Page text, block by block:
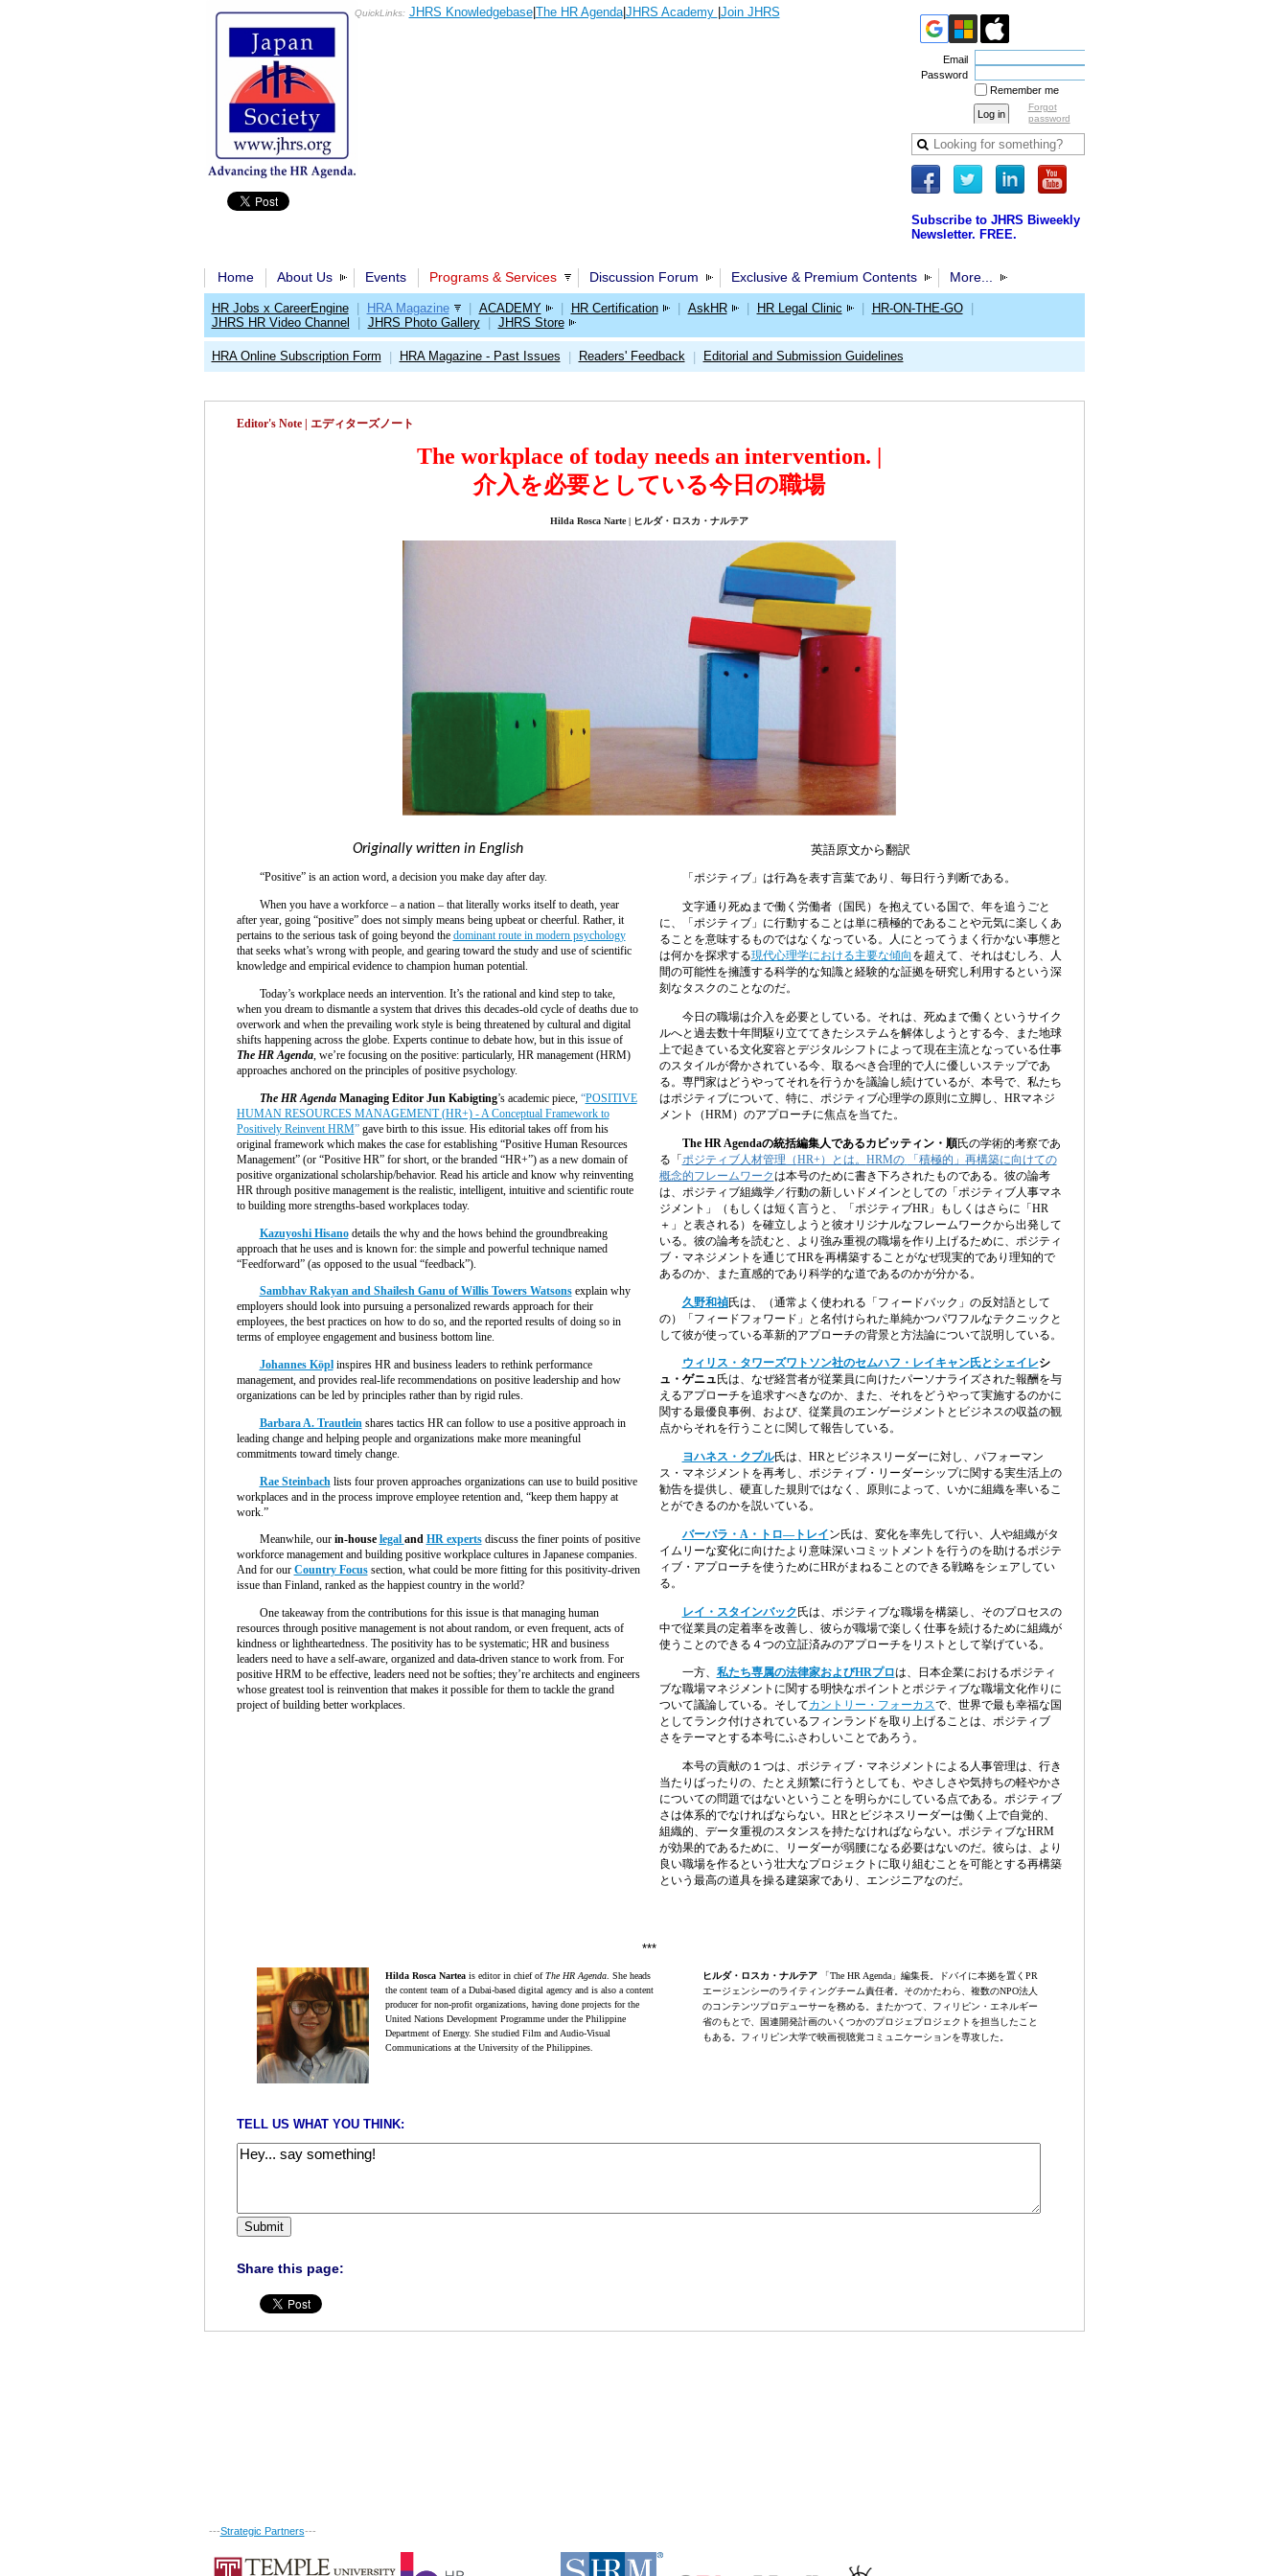
QuickLinks: JHRS Knowledgebase| The HR Agenda|JHRS Academy Join JHRS
Email
Password
Remember me
Forgot
password
Subscribe to JHRS Biweekly
Newsletter. FREE.
Home About Us Events Programs & Services Discussion Forum Exclusive & Premium Contents More...
HR Jobs x CareerEngine HRA Magazine ACADEMY HR Certification AskHR HR Legal Clinic HR-ON-THE-GO
JHRS HR Video Channel
JHRS Photo Gallery JHRS Store
HRA Online Subscription Form HRA Magazine - Past Issues Readers' Feedback Editorial and Submission Guidelines
Editor's Note | エディターズノート
The workplace of today needs an intervention. |
介入を必要としている今日の職場
Hilda Rosca Narte | ヒルダ・ロスカ・ナルテア
Originally written in English
“Positive” is an action word, a decision you make day after day.
When you have a workforce – a nation – that literally works itself to death, year
after year, going “positive” does not simply means being upbeat or cheerful. Rather, it
pertains to the serious task of going beyond the dominant route in modern psychology
that seeks what’s wrong with people, and gearing toward the study and use of scientific
knowledge and empirical evidence to champion human potential.
Today’s workplace needs an intervention. It’s the rational and kind step to take,
when you dream to dismantle a system that drives this decades-old cycle of deaths due to
overwork and when the prevailing work style is being threatened by cultural and digital
shifts happening across the globe. Experts continue to debate how, but in this issue of
The HR Agenda, we’re focusing on the positive: particularly, HR management (HRM)
approaches anchored on the principles of positive psychology.
The HR AgendaManaging Editor Jun Kabigting’s academic piece, “POSITIVE
HUMAN RESOURCES MANAGEMENT (HR+) - A Conceptual Framework to
Positively Reinvent HRM”gave birth to this issue. His editorial takes off from his
original framework which makes the case for establishing “Positive Human Resources
Management” (or “Positive HR” for short, or the branded “HR+”) as a new domain of
positive organizational scholarship/behavior. Read his article and know why reinventing
HR through positive management is the realistic, intelligent, intuitive and scientific route
to building more strengths-based workplaces today.
Kazuyoshi Hisanodetails the why and the hows behind the groundbreaking
approach that he uses and is known for: the simple and powerful technique named
“Feedforward” (as opposed to the usual “feedback”).
Sambhav Rakyan and Shailesh Ganu of Willis Towers Watsonsexplain why
employers should look into pursuing a personalized rewards approach for their
employees, the best practices on how to do so, and the reported results of doing so in
terms of employee engagement and business bottom line.
Johannes Köplinspires HR and business leaders to rethink performance
management, and provides real-life recommendations on positive leadership and how
organizations can be led by principles rather than by rigid rules.
Barbara A. Trautleinshares tactics HR can follow to use a positive approach in
leading change and helping people and organizations make more meaningful
commitments toward timely change.
Rae Steinbach lists four proven approaches organizations can use to build positive
workplaces and in the process improve employee retention and, “keep them happy at
work.”
Meanwhile, our in-house legal and HR expertsdiscuss the finer points of positive
workforce management and building positive workplace cultures in Japanese companies.
And for our Country Focussection, what could be more fitting for this positivity-driven
issue than Finland, ranked as the happiest country in the world?
One takeaway from the contributions for this issue is that managing human
resources through positive management is not about random, or even frequent, acts of
kindness or lightheartedness. The positivity has to be systematic; HR and business
leaders need to have a self-aware, organized and data-driven stance to work from. For
positive HRM to be effective, leaders need not be softies; they’re architects and engineers
whose greatest tool is reinvention that makes it possible for them to tackle the grand
project of building better workplaces.
英語原文から翻訳
「ポジティブ」は行為を表す言葉であり、毎日行う判断である。
文字通り死ぬまで働く労働者（国民）を抱えている国で、年を追 うごと
に、「ポジティブ」に行動することは単に積極的であることや元気に楽しくあ
ることを意味するものではなくなっている。人にとってうまく行かない事態と
は何かを探求する現代心理学における主要な傾向 を超えて、それはむしろ、人
間の可能性を擁護する科学的な知識と経験的な証拠を研究し利用するという深
刻なタスクのことなのだ。
今日の職場は介入を必要としている。それは、死ぬまで働くというサイク
ルへと過去数十年間駆り立ててきたシステムを解体しようとする今、また地球
上で起きている文化変容とデジタルシフトによって現在主流となっている仕事
のスタイルが脅かされている今、取るべき合理的で人に優しいステップであ
る。専門家はどうやってそれを行うかを議論し続けているが、本号で、私たち
はポジティブについて、特に、ポジティブ心理学の原則に立脚し、 HRマネジ
メント（HRM）のアプローチに焦点を当てた。
The HR Agendaの統括編集人であるカビッティン・順氏の学術的考察であ
る「ポジティブ人材管理（HR+ ）とは。 HRMの
「積極的」再構築に向けての
概念的フレームワークは本号のために書き下ろされたものである。彼の論考
は、ポジティブ組織学／行動の新しいドメインとしての「ポジティブ人事マネ
ジメント」（もしくは短く言うと、「ポジティブHR 」もしくはさらに「HR
＋」と表される）を確立しようと彼オリジナルなフレームワークから出発して
いる。彼の論考を読むと、より強み重視の職場を作り上げるために、ポジティ
ブ・マネジメントを通じてHRを再構築することがなぜ現実的であり理知的で
あるのか、また直感的であり科学的な道であるのかが分かる 。
久野和禎氏は、（通常よく 使われる「フィードバック」の反対語として
の）「フィードフォワード」と名付けられた単純かつパワフルなテクニックと
して彼が使っている革新的アプローチの背景と方法論について説明している 。
ウィリス・タワーズワトソン社のセムハフ・レイキャン氏とシェイレシ
ュ・ゲニュ氏は、なぜ経営者が従業員に向けたパーソナライズされた報酬を与
えるアプローチを追求すべきなのか、また、それをどうやって実施するのかに
関する最優良事例、および、従業員のエンゲージメントとビジネスの収益の観
点からそれを行うことに関して報告している。
ヨハネス・クプル氏は、HRとビジネスリーダーに対し、パフォーマン
ス・マネジメントを再考し、ポジティブ・リーダーシップに関する実生活上の
勧告を提供し、硬直した規則ではなく、原則によって、いかに組織を率いるこ
とができるのかを説いている。
バーバラ・A・トロ―トレイン氏は、変化を率先して行い、人や組織がタ
イムリーな変化に向けたより意味深いコミットメントを行うのを助けるポジテ
ィブ・アプローチを使うためにHRがまねることのできる戦略をシェアしてい
る。
レイ・スタインバック氏は、ポジティブな職場を構築し、そのプロセスの
中で従業員の定着率を改善し、彼らが職場で楽しく仕事を続けるために組織が
使うことのできる４つの立証済みのアプローチをリストとして挙げている 。
一方、 私たち専属の法律家およびHRプロは、日本企業におけるポジティ
ブな職場マネジメントに関する明快なポイントとポジティブな職場文化作りに
ついて議論している。そしてカントリー・フォーカスで、世界で最も幸福な国
としてランク付けされているフィンランドを取り上げることは、ポジティブ
さをテーマとする本号にふさわしいことであろう 。
本号の貢献の１つは、ポジティブ・マネジメントによる人事管理は、行き
当たりばったりの、たとえ頻繁に行うとしても、やさしさや気持ちの軽やかさ
についての問題ではないということを明らかにしている点である。ポジティブ
さは体系的でなければならない。 HRとビジネスリーダーは働く上で自覚的、
組織的、データ重視のスタンスを持たなければならない。ポジティブなHRM
が効果的であるために、リーダーが弱腰になる必要はないのだ。彼らは、より
良い職場を作るという壮大なプロジェクトに取り組むことを可能とする再構築
という最高の道具を操る建築家であり、エンジニアなのだ。
***
Hilda Rosca Narteais editor in chief ofThe HR Agenda. She heads
the content team of a Dubai-based digital agency and is also a content
producer for non-profit organizations, having done projects for the
United Nations Development Programme under the Philippine
Department of Energy. She studied Film and Audio-Visual
Communications at the University of the Philippines.
ヒルダ・ロスカ・ナルテア 「The HR Agenda」 編集長。ドバイに本拠を置く PR
エージェンシーのライティングチーム責任者。そのかたわら、 複数のNPO法人
のコンテンツプロデューサーを務める。またかつて、フィリピン・エネルギー
省のもとで、国連開発計画のいくつかのプロジェプロジェクトを担当したこと
もある。フィリピン大学で映画視聴覚コミュニケーションを専攻した。
TELL US WHAT YOU THINK:
Share this page:
---Strategic Partners---